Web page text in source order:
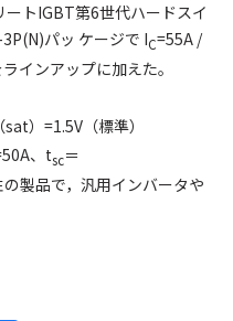
トIGBT第6世代ハードスイ
パッ ケージで IC=55A /
インアップに加えた。
（sat）=1.5V（標準）
、tsc＝
製品で，汎用インバータや